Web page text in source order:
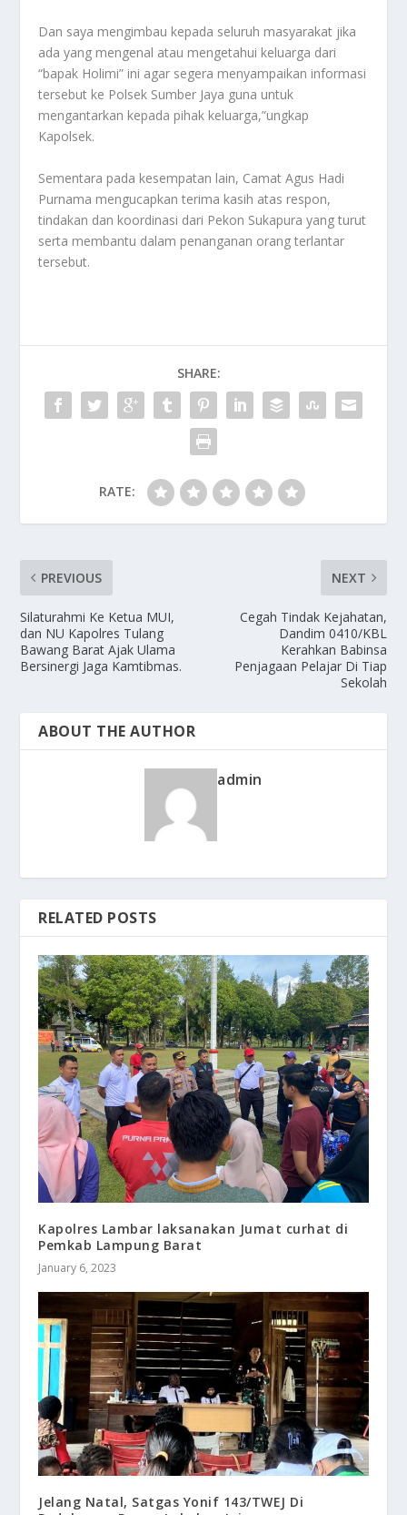
Dan saya mengimbau kepada seluruh masyarakat jika
ada yang mengenal atau mengetahui keluarga dari
“bapak Holimi” ini agar segera menyampaikan informasi
tersebut ke Polsek Sumber Jaya guna untuk
mengantarkan kepada pihak keluarga,”ungkap
Kapolsek.
Sementara pada kesempatan lain, Camat Agus Hadi
Purnama mengucapkan terima kasih atas respon,
tindakan dan koordinasi dari Pekon Sukapura yang turut
serta membantu dalam penanganan orang terlantar
tersebut.
SHARE:
RATE:
PREVIOUS
Silaturahmi Ke Ketua MUI,
dan NU Kapolres Tulang
Bawang Barat Ajak Ulama
Bersinergi Jaga Kamtibmas.
NEXT
Cegah Tindak Kejahatan,
Dandim 0410/KBL
Kerahkan Babinsa
Penjagaan Pelajar Di Tiap
Sekolah
ABOUT THE AUTHOR
admin
RELATED POSTS
Kapolres Lambar laksanakan Jumat curhat di
Pemkab Lampung Barat
January 6, 2023
Jelang Natal, Satgas Yonif 143/TWEJ Di